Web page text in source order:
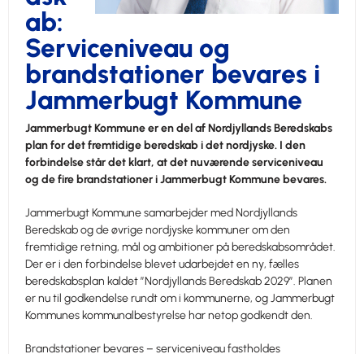
ab:
Serviceniveau og
brandstationer bevares i
Jammerbugt Kommune
Jammerbugt Kommune er en del af Nordjyllands Beredskabs
plan for det fremtidige beredskab i det nordjyske. I den
forbindelse står det klart, at det nuværende serviceniveau
og de fire brandstationer i Jammerbugt Kommune bevares.
Jammerbugt Kommune samarbejder med Nordjyllands
Beredskab og de øvrige nordjyske kommuner om den
fremtidige retning, mål og ambitioner på beredskabsområdet.
Der er i den forbindelse blevet udarbejdet en ny, fælles
beredskabsplan kaldet ”Nordjyllands Beredskab 2029”. Planen
er nu til godkendelse rundt om i kommunerne, og Jammerbugt
Kommunes kommunalbestyrelse har netop godkendt den.
Brandstationer bevares – serviceniveau fastholdes